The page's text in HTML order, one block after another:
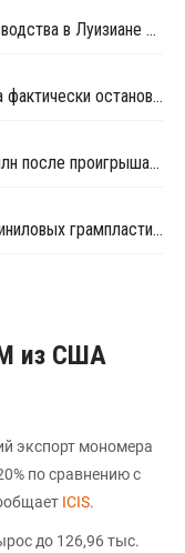
Shintech объявляет о расширении производства в Луизиане на USD3,4 млрд
Значительные перебои в работе пролива фактически остановят производство МЭГ в Персидском заливе
Olin понесет убытки в размере USD75 млн после проигрыша в судебном процессе против Shintech
"Мелодия" возобновила производство виниловых грампластинок
из США
экспорт мономера
по сравнению с
ICIS.
до 126,96 тыс.